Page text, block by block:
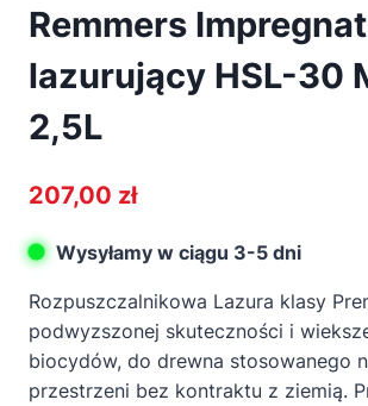
Remmers Impregnat
lazurujący HSL-30
2,5L
207,00 zł
Wysyłamy w ciągu 3-5 dni
Rozpuszczalnikowa Lazura klasy
podwyzszonej skuteczności i
biocydów, do drewna stosowanego
przestrzeni bez kontraktu z ziemią.